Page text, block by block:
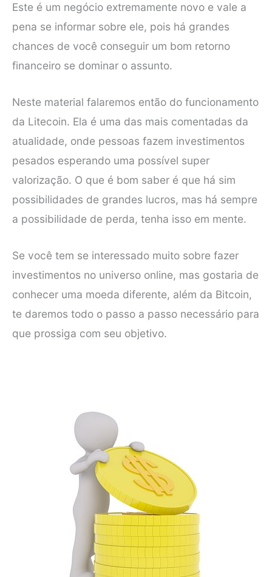
Este é um negócio extremamente novo e vale a
pena se informar sobre ele, pois há grandes
chances de você conseguir um bom retorno
financeiro se dominar o assunto.
Neste material falaremos então do funcionamento
da Litecoin. Ela é uma das mais comentadas da
atualidade, onde pessoas fazem investimentos
pesados esperando uma possível super
valorização. O que é bom saber é que há sim
possibilidades de grandes lucros, mas há sempre
a possibilidade de perda, tenha isso em mente.
Se você tem se interessado muito sobre fazer
investimentos no universo online, mas gostaria de
conhecer uma moeda diferente, além da Bitcoin,
te daremos todo o passo a passo necessário para
que prossiga com seu objetivo.